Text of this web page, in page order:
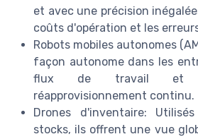
et avec une précision
coûts d'opération et les
Robots mobiles autonomes
façon autonome dans les
flux de travail et
réapprovisionnement continu.
Drones d'inventaire:
stocks, ils offrent une vue